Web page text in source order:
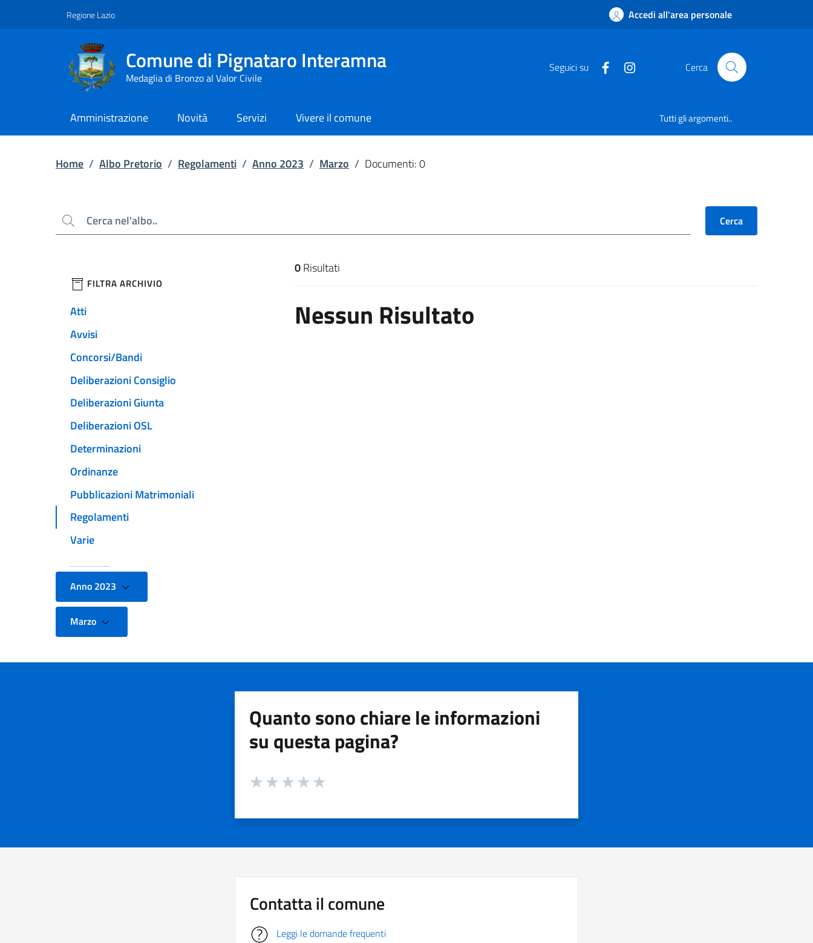
Regione Lazio Accedi all'area personale
Comune di Pignataro Interamna
Medaglia di Bronzo al Valor Civile
Seguici su Cerca
Amministrazione Novità Servizi Vivere il comune Tutti gli argomenti..
Home / Albo Pretorio / Regolamenti / Anno 2023 / Marzo / Documenti: 0
Cerca Cerca
filtri da applicare
FILTRA ARCHIVIO
Atti
Avvisi
Concorsi/Bandi
Deliberazioni Consiglio
Deliberazioni Giunta
Deliberazioni OSL
Determinazioni
Ordinanze
Pubblicazioni Matrimoniali
Regolamenti
Varie
Anno 2023
Marzo
Risultati di ricerca
0Risultati
Nessun Risultato
Quanto sono chiare le informazioni
su questa pagina?
Valuta da 1 a 5 stelle la pagina
Contatta il comune
Leggi le domande frequenti